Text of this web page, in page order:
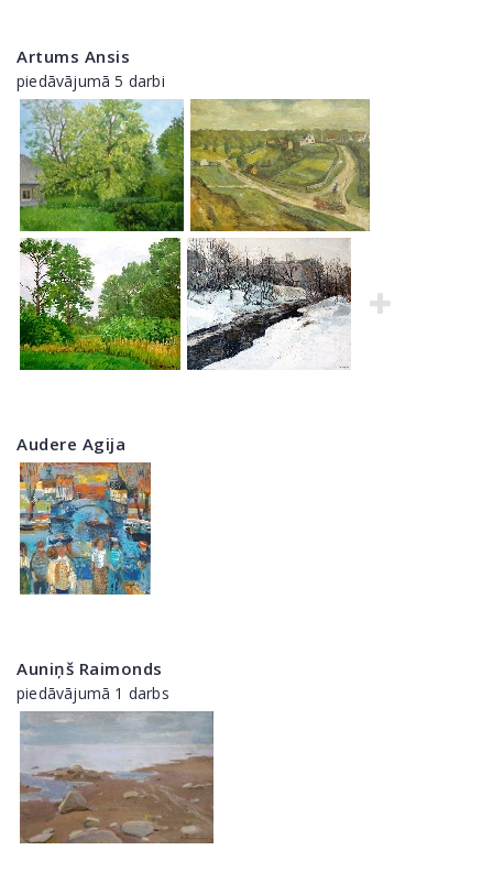
Artums Ansis
piedāvājumā 5 darbi
Audere Agija
Auniņš Raimonds
piedāvājumā 1 darbs